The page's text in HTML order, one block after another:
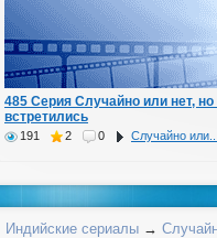
485 Серия Случайно или нет,
встретились
191 2 0 Случайно
Индийские сериалы →